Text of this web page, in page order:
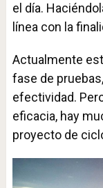
el día.
línea con la
Actualmente
fase de
efectividad.
eficacia, hay
proyecto de